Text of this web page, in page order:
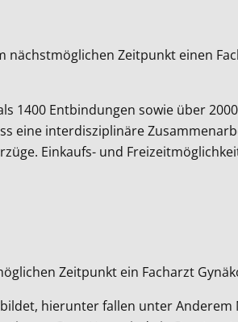
Zeitpunkt einen
1400 Entbindungen sowie über
eine interdisziplinäre
Einkaufs- und
Zeitpunkt ein Facharzt
hierunter fallen unter